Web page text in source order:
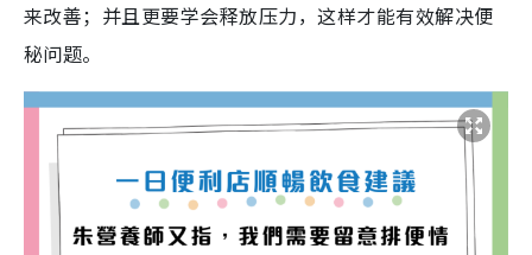
来改善；并且更要学会释放压力，这样才能有效解决便
秘问题。